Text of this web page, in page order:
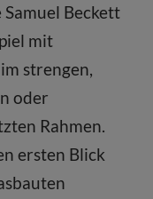
Samuel Beckett
mit
strengen,
oder
Rahmen.
ersten Blick